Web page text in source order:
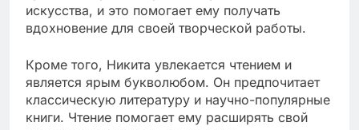
искусства, и это помогает ему получать
вдохновение для своей творческой работы.
Кроме того, Никита увлекается чтением и
является ярым букволюбом. Он предпочитает
классическую литературу и научно-популярные
книги. Чтение помогает ему расширять свой